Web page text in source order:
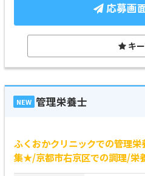
応募画
キ
NEW 管理栄養士
ふくおかクリニックでの管理
集★/京都市右京区での調理/栄